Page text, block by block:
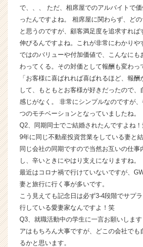
企
業
か
ら
ス
カ
ウ
ト
が
就
活
サ
イ
ト
チ
ア
ャ
リ
ア
（C
で、、、 ただ、相席屋でのアルバイトで
ったんですよね。 相席屋に関わらず、ど
と思うのですが、顧客満足度を追求すれば
伸びるんですよね。これが非常にわかりや
ではのバリューや付加価値で、こんなにも
わってくる。その対価として報酬も変わっ
「お客様に喜ばれれば喜ばれるほど、報
して、もともとお客様が好きだったので、
感じがなく。 非常にシンプルなのですが
つのモチベーションとなっていましたね。
Q2、同期同士でご結婚されたんですよね
9年に同じ不動産投資営業をしている妻と結
同じ会社の同期ですので当然お互いの仕事
し、辛いときにやはり支えになりますね。
最近はコロナ禍で行けていないですが、
妻と旅行に行く事が多いです。
こう見えても記念日は必ず3-4段階でサプ
行している愛妻家なんですよ！笑
Q3、就職活動中の学生に一言お願いしま
アはもちろん大事ですが、どこの会社でも
るかと思います。